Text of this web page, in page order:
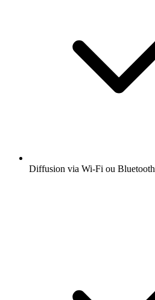
Diffusion via Wi-Fi ou Bluetooth